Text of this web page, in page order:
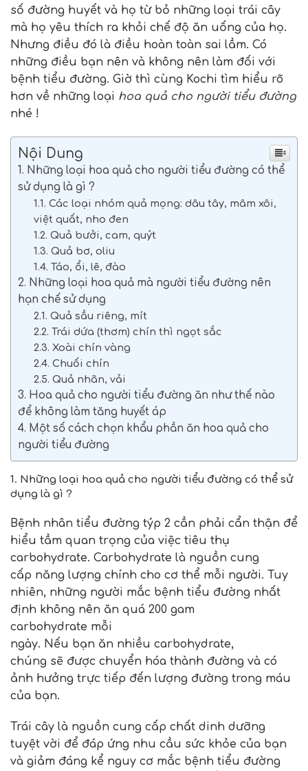
số đường huyết và họ từ bỏ những loại trái cây
mà họ yêu thích ra khỏi chế độ ăn uống của họ.
Nhưng điều đó là điều hoàn toàn sai lầm. Có
những điều bạn nên và không nên làm đối với
bệnh tiểu đường. Giờ thì cùng Kochi tìm hiểu rõ
hơn về những loại hoa quả cho người tiểu đường
nhé !
Nội Dung
1. Những loại hoa quả cho người tiểu đường có thể
sử dụng là gì ?
1.1. Các loại nhóm quả mọng: dâu tây, mâm xôi,
việt quất, nho đen
1.2. Quả bưởi, cam, quýt
1.3. Quả bơ, oliu
1.4. Táo, ổi, lê, đào
2. Những loại hoa quả mà người tiểu đường nên
hạn chế sử dụng
2.1. Quả sầu riêng, mít
2.2. Trái dứa (thơm) chín thì ngọt sắc
2.3. Xoài chín vàng
2.4. Chuối chín
2.5. Quả nhãn, vải
3. Hoa quả cho người tiểu đường ăn như thế nào
để không làm tăng huyết áp
4. Một số cách chọn khẩu phần ăn hoa quả cho
người tiểu đường
1. Những loại hoa quả cho người tiểu đường có thể sử
dụng là gì ?
Bệnh nhân tiểu đường týp 2 cần phải cẩn thận để
hiểu tầm quan trọng của việc tiêu thụ
carbohydrate. Carbohydrate là nguồn cung
cấp năng lượng chính cho cơ thể mỗi người. Tuy
nhiên, những người mắc bệnh tiểu đường nhất
định không nên ăn quá 200 gam
carbohydrate mỗi
ngày. Nếu bạn ăn nhiều carbohydrate,
chúng sẽ được chuyển hóa thành đường và có
ảnh hưởng trực tiếp đến lượng đường trong máu
của bạn.
Trái cây là nguồn cung cấp chất dinh dưỡng
tuyệt vời để đáp ứng nhu cầu sức khỏe của bạn
và giảm đáng kể nguy cơ mắc bệnh tiểu đường